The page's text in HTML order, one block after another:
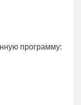
программу: